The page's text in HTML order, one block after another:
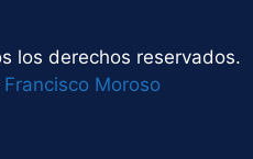
los derechos reservados.
Francisco Moroso